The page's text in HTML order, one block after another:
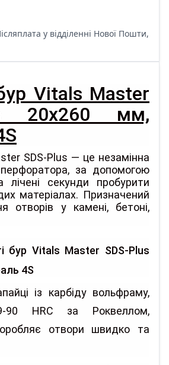
у відділенні Нової Пошти,
Vitals Master
20х260 мм,
SDS-Plus — це незамінна
за допомогою
секунди пробурити
матеріалах. Призначений
отворів у камені, бетоні,
бур Vitals Master SDS-Plus
4S
із карбіду вольфраму,
90 HRC за Роквеллом,
отвори швидко та